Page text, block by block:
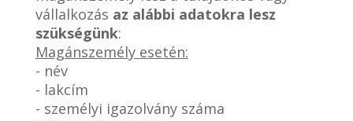
vállalkozás az alábbi adatokra lesz
szükségünk:
Magánszemély esetén:
- név
- lakcím
- személyi igazolvány száma